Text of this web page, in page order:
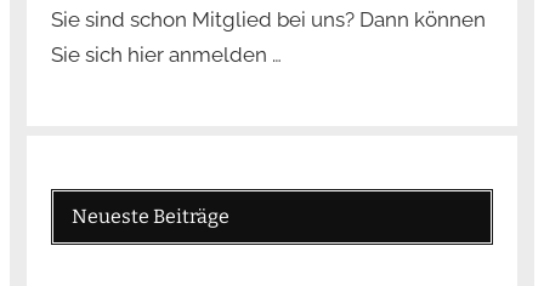
Sie sind schon Mitglied bei uns? Dann können
Sie sich hier anmelden …
Neueste Beiträge